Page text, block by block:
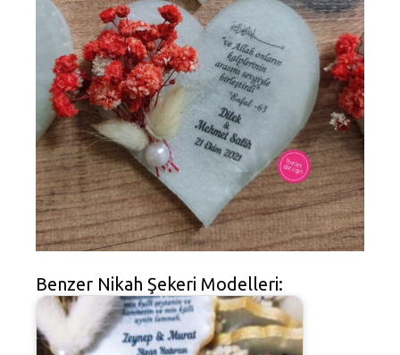
Benzer Nikah Şekeri Modelleri: